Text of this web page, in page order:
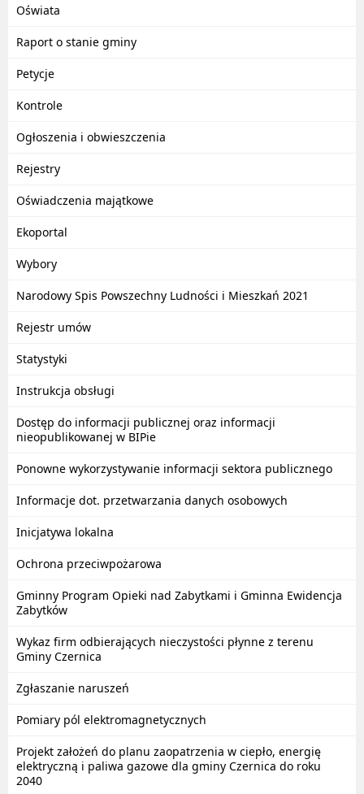
Oświata
Raport o stanie gminy
Petycje
Kontrole
Ogłoszenia i obwieszczenia
Rejestry
Oświadczenia majątkowe
Ekoportal
Wybory
Narodowy Spis Powszechny Ludności i Mieszkań 2021
Rejestr umów
Statystyki
Instrukcja obsługi
Dostęp do informacji publicznej oraz informacji
nieopublikowanej w BIPie
Ponowne wykorzystywanie informacji sektora publicznego
Informacje dot. przetwarzania danych osobowych
Inicjatywa lokalna
Ochrona przeciwpożarowa
Gminny Program Opieki nad Zabytkami i Gminna Ewidencja
Zabytków
Wykaz firm odbierających nieczystości płynne z terenu
Gminy Czernica
Zgłaszanie naruszeń
Pomiary pól elektromagnetycznych
Projekt założeń do planu zaopatrzenia w ciepło, energię
elektryczną i paliwa gazowe dla gminy Czernica do roku
2040